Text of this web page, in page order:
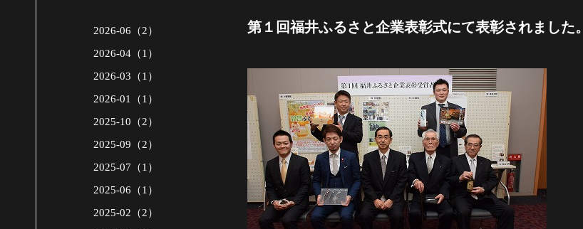
第１回福井ふるさと企業表彰式にて表彰されました。
2026-06（2）
2026-04（1）
2026-03（1）
2026-01（1）
2025-10（2）
2025-09（2）
2025-07（1）
2025-06（1）
2025-02（2）